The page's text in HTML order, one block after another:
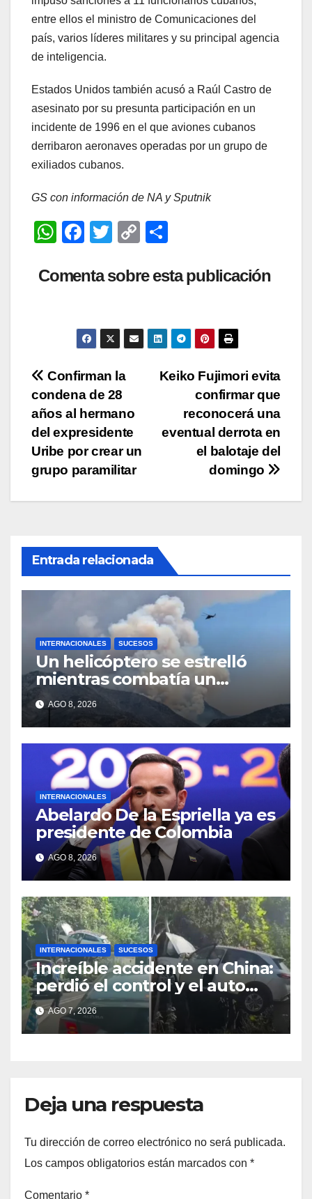
entre ellos el ministro de Comunicaciones del
país, varios líderes militares y su principal agencia
de inteligencia.
Estados Unidos también acusó a Raúl Castro de
asesinato por su presunta participación en un
incidente de 1996 en el que aviones cubanos
derribaron aeronaves operadas por un grupo de
exiliados cubanos.
GS con información de NA y Sputnik
W
at
F
c
o
k
T
tt
C
p
n
m
tir
Comenta sobre esta publicación
Navegación
de
entradas
Keiko Fujimori evita
confirmar que
reconocerá una
eventual derrota en
el balotaje del
domingo
Confirman la
condena de 28
años al hermano
del expresidente
Uribe por crear un
grupo paramilitar
Entrada relacionada
INTERNACIONALES SUCESOS
Un helicóptero se estrelló
mientras combatía un
incendio forestal en Utah
AGO 8, 2026
INTERNACIONALES
Abelardo De la Espriella ya es
presidente de Colombia
AGO 8, 2026
INTERNACIONALES SUCESOS
Increíble accidente en China:
perdió el control y el auto
terminó incrustado en un
árbol
AGO 7, 2026
Deja una respuesta
Tu dirección de correo electrónico no será publicada.
Los campos obligatorios están marcados con *
Comentario *